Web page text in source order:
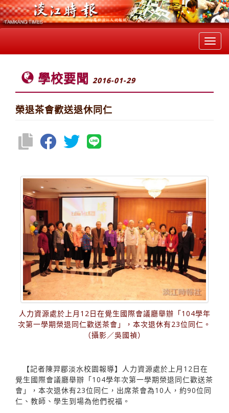
學校要聞 2016-01-29
榮退茶會歡送退休同仁
人力資源處於上月12日在覺生國際會議廳舉辦「104學年
次第一學期榮退同仁歡送茶會」，本次退休有23位同仁。
（攝影／吳國禎）
【記者陳羿郿淡水校園報導】人力資源處於上月12日在
覺生國際會議廳舉辦「104學年次第一學期榮退同仁歡送茶
會」，本次退休有23位同仁，出席茶會為10人，約90位同
仁、教師、學生到場為他們祝福。